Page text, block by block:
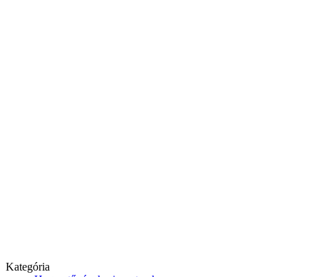
Kategória